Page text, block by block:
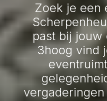
Zoek je een
past bij jouw
3hoog vind